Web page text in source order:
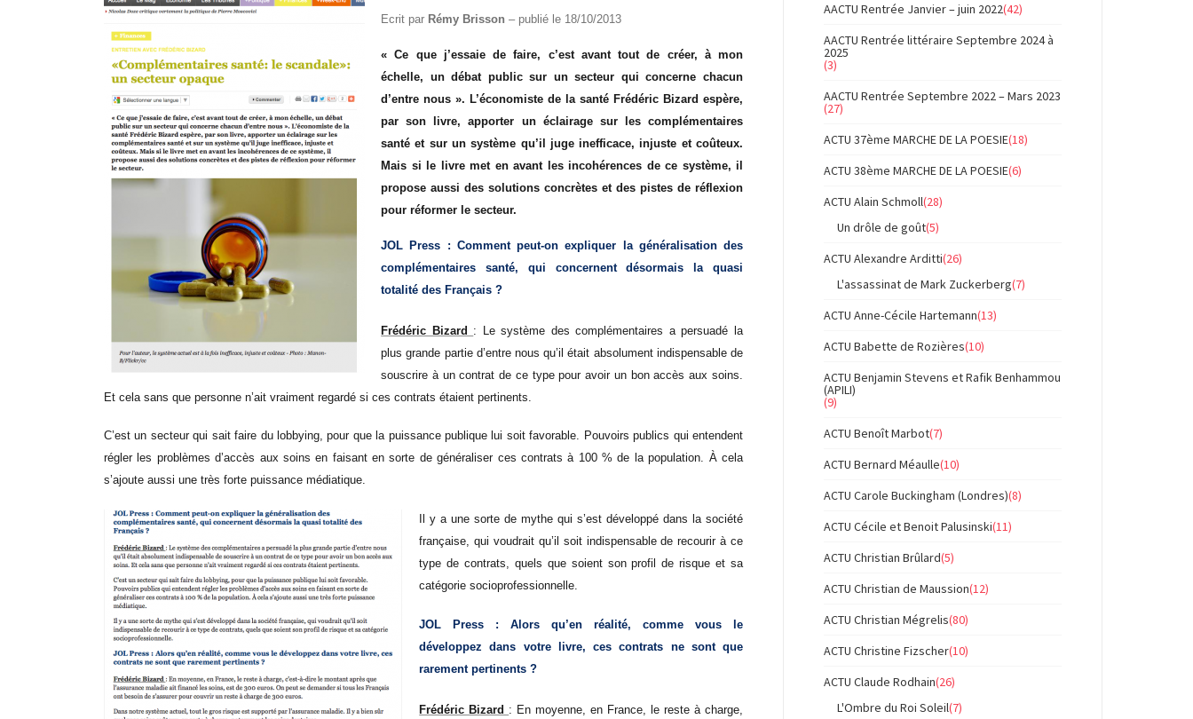
Ecrit par Rémy Brisson – publié le 18/10/2013
« Ce que j’essaie de faire, c’est avant tout de créer, à mon
échelle, un débat public sur un secteur qui concerne chacun
d’entre nous ». L’économiste de la santé Frédéric Bizard espère,
par son livre, apporter un éclairage sur les complémentaires
santé et sur un système qu’il juge inefficace, injuste et coûteux.
Mais si le livre met en avant les incohérences de ce système, il
propose aussi des solutions concrètes et des pistes de réflexion
pour réformer le secteur.
JOL Press : Comment peut-on expliquer la généralisation des
complémentaires santé, qui concernent désormais la quasi
totalité des Français ?
Frédéric Bizard : Le système des complémentaires a persuadé la
plus grande partie d’entre nous qu’il était absolument indispensable de
souscrire à un contrat de ce type pour avoir un bon accès aux soins.
Et cela sans que personne n’ait vraiment regardé si ces contrats étaient pertinents.
C’est un secteur qui sait faire du lobbying, pour que la puissance publique lui soit favorable. Pouvoirs publics qui entendent
régler les problèmes d’accès aux soins en faisant en sorte de généraliser ces contrats à 100 % de la population. À cela
s’ajoute aussi une très forte puissance médiatique.
Il y a une sorte de mythe qui s’est développé dans la société
française, qui voudrait qu’il soit indispensable de recourir à ce
type de contrats, quels que soient son profil de risque et sa
catégorie socioprofessionnelle.
JOL Press : Alors qu’en réalité, comme vous le
développez dans votre livre, ces contrats ne sont que
rarement pertinents ?
Frédéric Bizard : En moyenne, en France, le reste à charge,
AACTU Rentrée Janvier – juin 2022(42)
AACTU Rentrée littéraire Septembre 2024 à
2025
(3)
AACTU Rentrée Septembre 2022 – Mars 2023
(27)
ACTU 37ème MARCHE DE LA POESIE(18)
ACTU 38ème MARCHE DE LA POESIE(6)
ACTU Alain Schmoll(28)
Un drôle de goût(5)
ACTU Alexandre Arditti(26)
L'assassinat de Mark Zuckerberg(7)
ACTU Anne-Cécile Hartemann(13)
ACTU Babette de Rozières(10)
ACTU Benjamin Stevens et Rafik Benhammou
(APILI)
(9)
ACTU Benoît Marbot(7)
ACTU Bernard Méaulle(10)
ACTU Carole Buckingham (Londres)(8)
ACTU Cécile et Benoit Palusinski(11)
ACTU Christian Brûlard(5)
ACTU Christian de Maussion(12)
ACTU Christian Mégrelis(80)
ACTU Christine Fizscher(10)
ACTU Claude Rodhain(26)
L'Ombre du Roi Soleil(7)